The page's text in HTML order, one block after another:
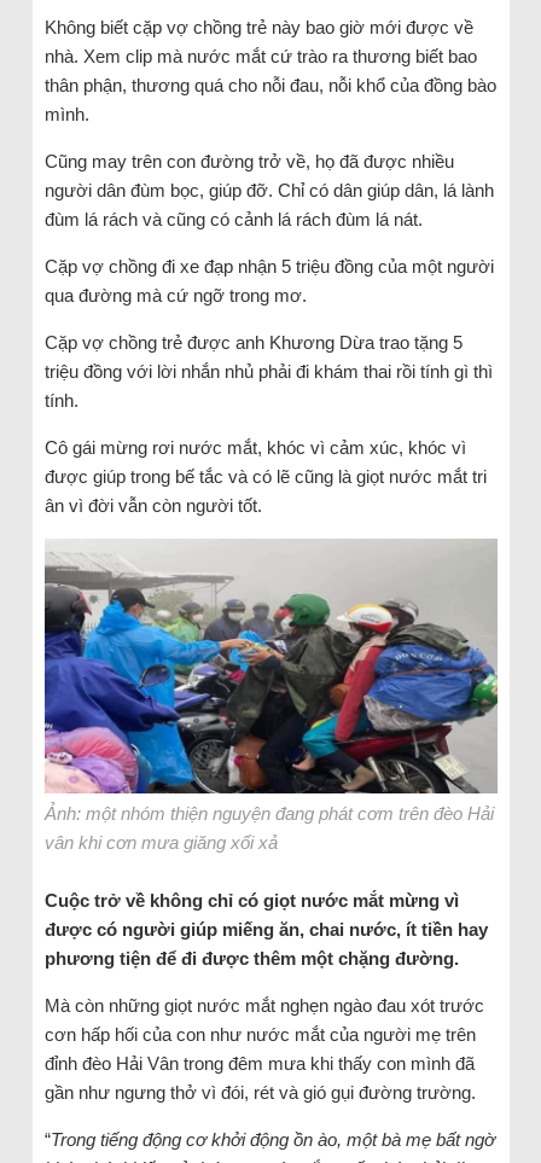
Không biết cặp vợ chồng trẻ này bao giờ mới được về
nhà. Xem clip mà nước mắt cứ trào ra thương biết bao
thân phận, thương quá cho nỗi đau, nỗi khổ của đồng bào
mình.
Cũng may trên con đường trở về, họ đã được nhiều
người dân đùm bọc, giúp đỡ. Chỉ có dân giúp dân, lá lành
đùm lá rách và cũng có cảnh lá rách đùm lá nát.
Cặp vợ chồng đi xe đạp nhận 5 triệu đồng của một người
qua đường mà cứ ngỡ trong mơ.
Cặp vợ chồng trẻ được anh Khương Dừa trao tặng 5
triệu đồng với lời nhắn nhủ phải đi khám thai rồi tính gì thì
tính.
Cô gái mừng rơi nước mắt, khóc vì cảm xúc, khóc vì
được giúp trong bế tắc và có lẽ cũng là giọt nước mắt tri
ân vì đời vẫn còn người tốt.
Ảnh: một nhóm thiện nguyện đang phát cơm trên đèo Hải
vân khi cơn mưa giăng xối xả
Cuộc trở về không chỉ có giọt nước mắt mừng vì
được có người giúp miếng ăn, chai nước, ít tiền hay
phương tiện để đi được thêm một chặng đường.
Mà còn những giọt nước mắt nghẹn ngào đau xót trước
cơn hấp hối của con như nước mắt của người mẹ trên
đỉnh đèo Hải Vân trong đêm mưa khi thấy con mình đã
gần như ngưng thở vì đói, rét và gió gụi đường trường.
“Trong tiếng động cơ khởi động ồn ào, một bà mẹ bất ngờ